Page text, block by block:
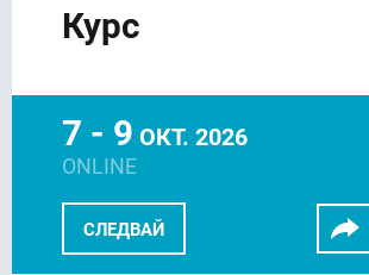
Курс
СЛЕДВАЙ
7 - 9 ОКТ. 2026
ONLINE